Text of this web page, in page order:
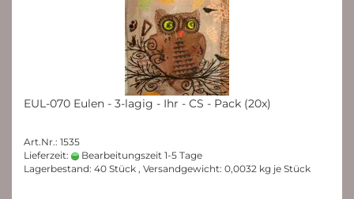
EUL-070 Eulen - 3-lagig - Ihr - CS - Pack (20x)
Art.Nr.: 1535
Lieferzeit:
Bearbeitungszeit 1-5 Tage
Lagerbestand: 40 Stück , Versandgewicht: 0,0032 kg je Stück